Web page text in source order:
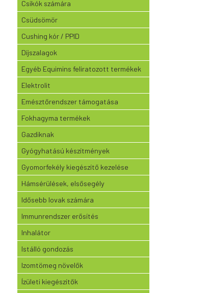
Csikók számára
Csüdsömör
Cushing kór / PPID
Díjszalagok
Egyéb Equimins feliratozott termékek
Elektrolit
Emésztőrendszer támogatása
Fokhagyma termékek
Gazdiknak
Gyógyhatású készítmények
Gyomorfekély kiegészítő kezelése
Hámsérülések, elsősegély
Idősebb lovak számára
Immunrendszer erősítés
Inhalátor
Istálló gondozás
Izomtömeg növelők
Ízületi kiegészítők